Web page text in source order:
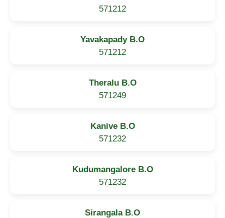
571212
Yavakapady B.O
571212
Theralu B.O
571249
Kanive B.O
571232
Kudumangalore B.O
571232
Sirangala B.O